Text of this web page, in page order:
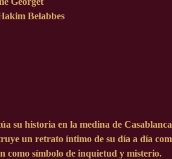
Belabbes
su historia en la medina de
un retrato íntimo de su día a día
como símbolo de inquietud y misterio.